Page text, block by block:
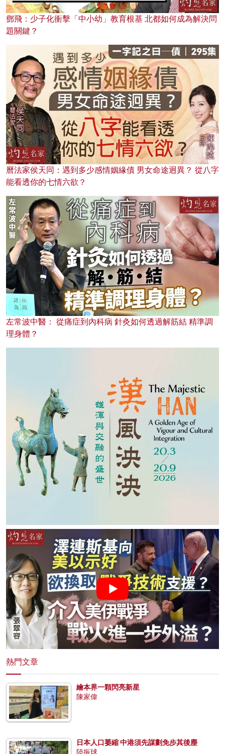
鄧飛：少子化衝擊「中小幼」教育根基 北都如何成為解決問
題關鍵？
曆法家侯天同：遇到多少感情姻緣債 男女命途迥異？ 從八字
能看透你的七情六欲？
左常波中醫： 從痛症到內科病 針灸如何透過解筋結 精準調
理身體？
熱門文章
繪本界一顆閃亮新星
陳家偉
日本人口萎縮 中港須先謀劃免步其後塵
陸振球